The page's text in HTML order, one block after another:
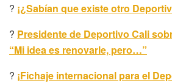
? ¡¿Sabían que existe otro
? Presidente de Deportivo Cali
“Mi idea es renovarle, pero…”
? ¡Fichaje internacional para el